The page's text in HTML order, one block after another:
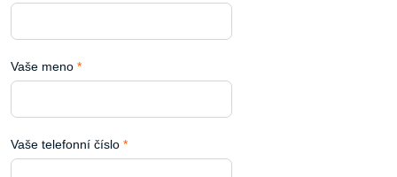
Vaše meno *
Vaše telefonní číslo *